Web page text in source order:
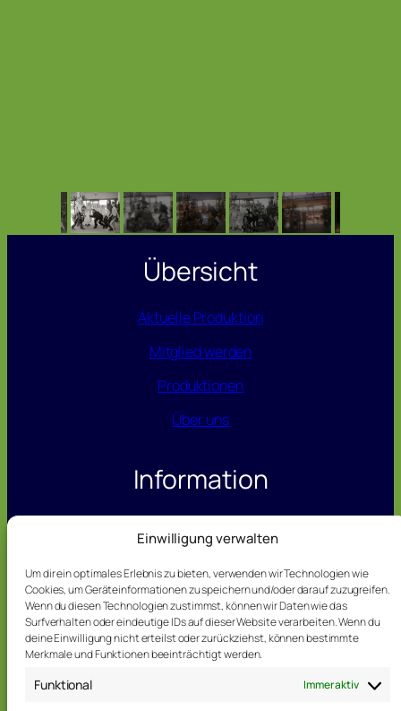
Einwilligung verwalten
Um dir ein optimales Erlebnis zu bieten, verwenden wir Technologien wie
Cookies, um Geräteinformationen zu speichern und/oder darauf zuzugreifen.
Wenn du diesen Technologien zustimmst, können wir Daten wie das
Surfverhalten oder eindeutige IDs auf dieser Website verarbeiten. Wenn du
deine Einwilligung nicht erteilst oder zurückziehst, können bestimmte
Merkmale und Funktionen beeinträchtigt werden.
Funktional Immer aktiv
Übersicht
Aktuelle Produktion
Mitglied werden
Produktionen
Über uns
Information
Kontakt
Telefon: 0173 – 365 16 81